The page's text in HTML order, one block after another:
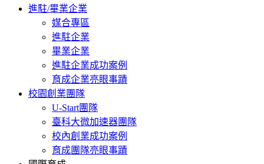
進駐/畢業企業
媒合專區
進駐企業
畢業企業
進駐企業成功案例
育成企業亮眼事蹟
校園創業團隊
U-Start團隊
臺科大微加速器團隊
校內創業成功案例
育成團隊亮眼事蹟